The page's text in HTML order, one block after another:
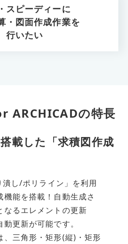
スピーディーに
・図面作成作業を
行いたい
ARCHICADの特長
載した「求積図作成
潰し/ポリライン」を利用
機能を搭載！自動生成さ
なるエレメントの更新
動更新が可能です。
、三角形・矩形(縦)・矩形